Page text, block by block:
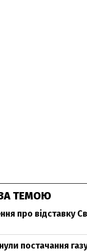
ТЕМОЮ
про відставку
постачання